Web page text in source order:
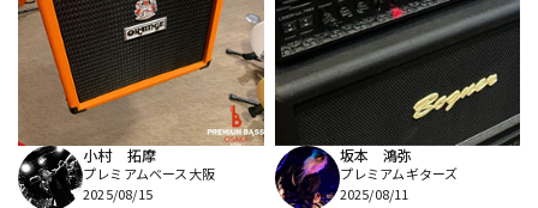
小村 拓摩
プレミアムベース大阪
2025/08/15
坂本 鴻弥
プレミアムギターズ
2025/08/11